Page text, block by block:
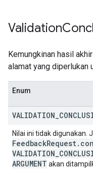
Validation
Kemungkinan hasil
alamat yang diperlukan
Enum
VALIDATION
Nilai ini tidak digunakan.
FeedbackRequest.
VALIDATION
ARGUMENT akan